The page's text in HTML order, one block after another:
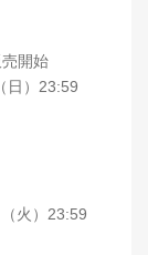
開始
日）23:59
火）23:59